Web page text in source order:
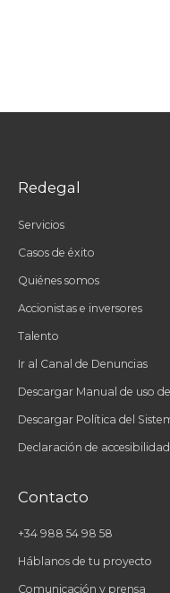
Redegal
Servicios
Casos de éxito
Quiénes somos
Accionistas e inversores
Talento
Ir al Canal de Denuncias
Descargar Manual de uso
Descargar Política del
Declaración de accesibilidad
Contacto
+34 988 54 98 58
Háblanos de tu proyecto
Comunicación y prensa